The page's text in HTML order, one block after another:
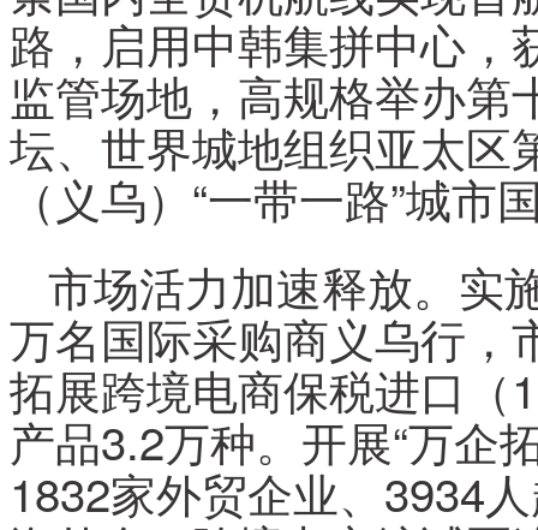
路，启用中韩集拼中心，
监管场地，高规格举办
坛、世界城地组织亚太区
（义乌）“一带一路”城市
市场活力加速释放。实
万名国际采购商义乌行，
拓展跨境电商保税进口（
产品3.2万种。开展“万企
1832家外贸企业、3934